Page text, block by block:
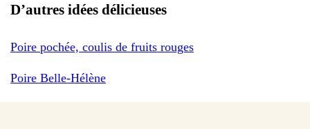
D’autres idées délicieuses
Poire pochée, coulis de fruits rouges
Poire Belle-Hélène